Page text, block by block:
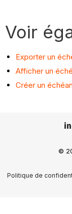
Voir
Exporter un
Afficher un
Créer un
©
Politique de